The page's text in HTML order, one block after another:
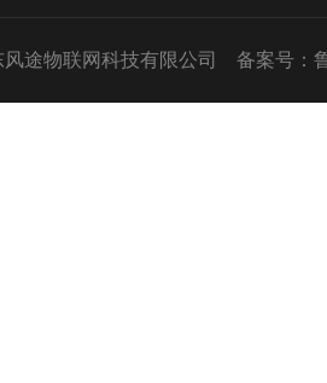
途物联网科技有限公司 备案号：